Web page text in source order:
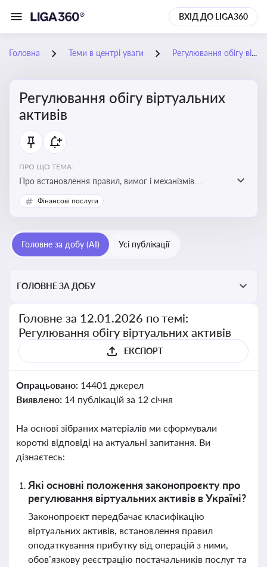
ВХІД ДО LIGA360
Головна Теми в центрі уваги Регулювання обігу віртуальних активів
Регулювання обігу віртуальних
активів
ПРО ЩО ТЕМА:
Про встановлення правил, вимог і механізмів
контролю за використанням, обігом та
оподаткуванням віртуальних активів, таких як
Фінансові послуги
Головне за добу (AI) Усі публікації
ГОЛОВНЕ ЗА ДОБУ
Головне за 12.01.2026 по темі:
Регулювання обігу віртуальних активів
ЕКСПОРТ
Опрацьовано: 14401 джерел
Виявлено: 14 публікацій за 12 січня
На основі зібраних матеріалів ми сформували
короткі відповіді на актуальні запитання. Ви
дізнаєтесь:
Які основні положення законопроєкту про
регулювання віртуальних активів в Україні?
Законопроєкт передбачає класифікацію
віртуальних активів, встановлення правил
оподаткування прибутку від операцій з ними,
обов’язкову реєстрацію постачальників послуг та